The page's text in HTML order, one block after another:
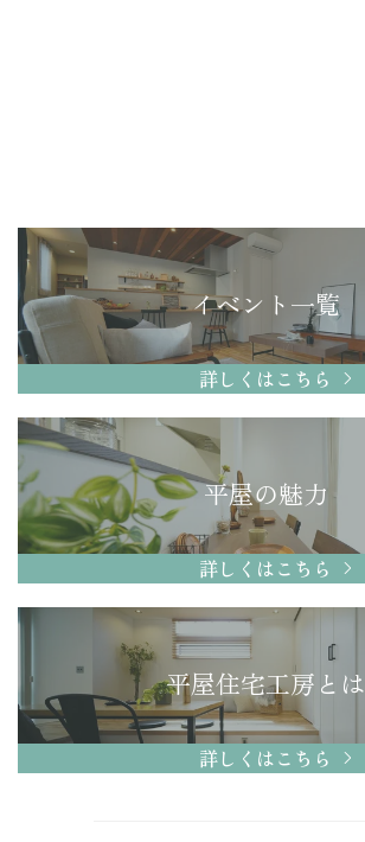
イベント一覧
詳しくはこちら
平屋の魅力
詳しくはこちら
平屋住宅工房とは
詳しくはこちら